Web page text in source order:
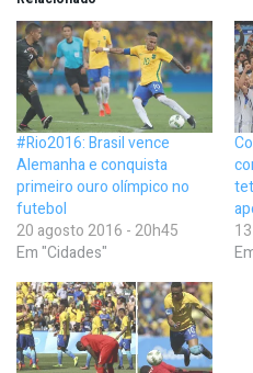
#Rio2016: Brasil vence
Alemanha e conquista
primeiro ouro olímpico no
futebol
20 agosto 2016 - 20h45
Em "Cidades"